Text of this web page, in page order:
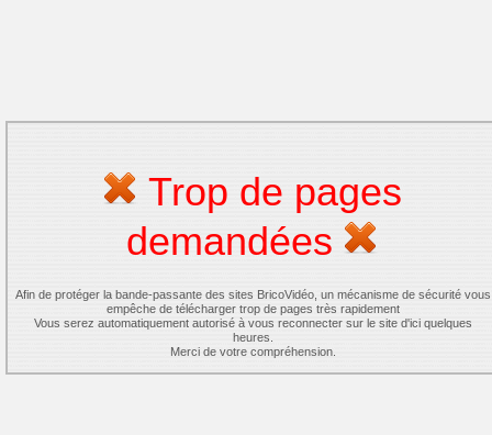
Trop de pages
demandées
Afin de protéger la bande-passante des sites BricoVidéo, un mécanisme de sécurité vous
empêche de télécharger trop de pages très rapidement
Vous serez automatiquement autorisé à vous reconnecter sur le site d'ici quelques
heures.
Merci de votre compréhension.